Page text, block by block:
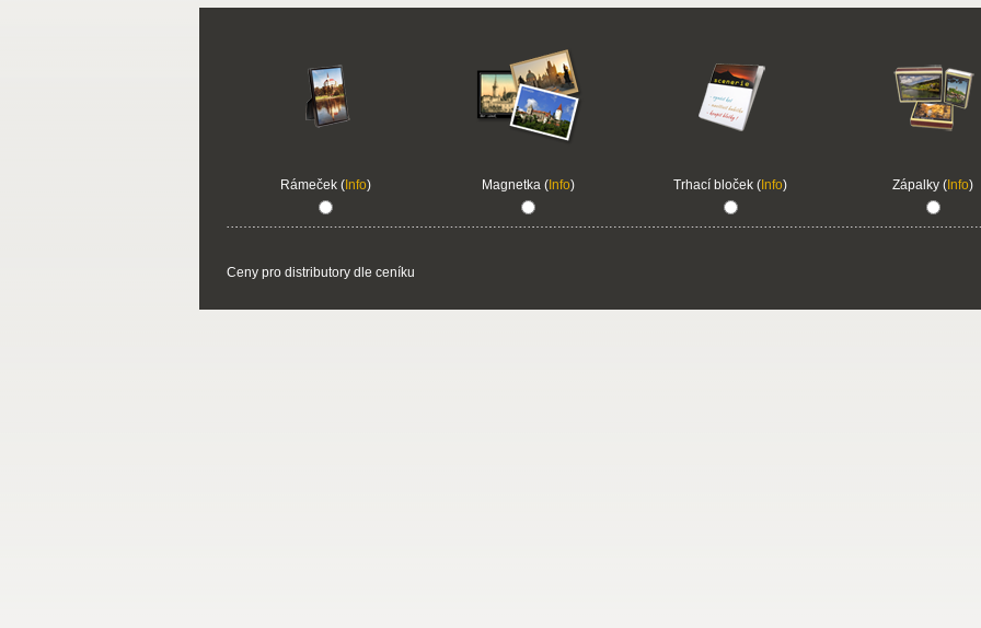
Rámeček (Info) Magnetka (Info) Trhací bloček ( Info) Zápalky ( Info)
Ceny pro distributory dle ceníku